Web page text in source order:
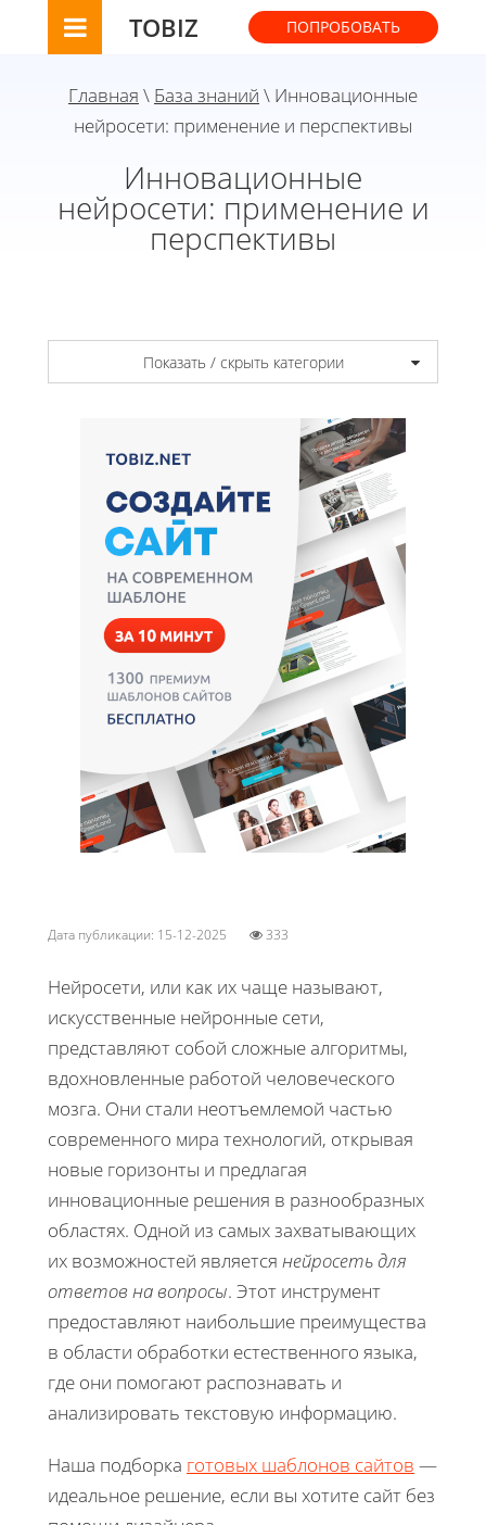
TOBIZ ПОПРОБОВАТЬ
Главная \ База знаний \ Инновационные
нейросети: применение и перспективы
Инновационные
нейросети: применение и
перспективы
Показать / скрыть категории
Дата публикации: 15-12-2025 333
Нейросети, или как их чаще называют,
искусственные нейронные сети,
представляют собой сложные алгоритмы,
вдохновленные работой человеческого
мозга. Они стали неотъемлемой частью
современного мира технологий, открывая
новые горизонты и предлагая
инновационные решения в разнообразных
областях. Одной из самых захватывающих
их возможностей является нейросеть для
ответов на вопросы. Этот инструмент
предоставляют наибольшие преимущества
в области обработки естественного языка,
где они помогают распознавать и
анализировать текстовую информацию.
Наша подборка готовых шаблонов сайтов —
идеальное решение, если вы хотите сайт без